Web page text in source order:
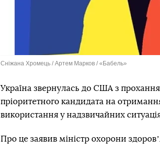
Сніжана Хромець / Артем Марков / «Бабель»
Україна звернулась до США з
пріоритетного кандидата на
використання у надзвичайних
Про це заявив міністр охорони